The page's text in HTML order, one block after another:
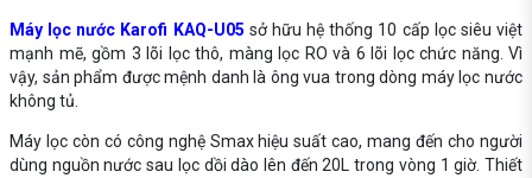
Máy lọc nước Karofi KAQ-U05 sở hữu hệ thống 10 cấp lọc siêu việt
mạnh mẽ, gồm 3 lõi lọc thô, màng lọc RO và 6 lõi lọc chức năng. Vì
vậy, sản phẩm được mệnh danh là ông vua trong dòng máy lọc nước
không tủ.
Máy lọc còn có công nghệ Smax hiệu suất cao, mang đến cho người
dùng nguồn nước sau lọc dồi dào lên đến 20L trong vòng 1 giờ. Thiết